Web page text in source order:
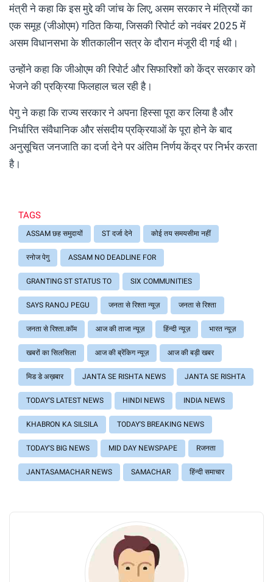
मंत्री ने कहा कि इस मुद्दे की जांच के लिए, असम सरकार ने मंत्रियों का
एक समूह (जीओएम) गठित किया, जिसकी रिपोर्ट को नवंबर 2025 में
असम विधानसभा के शीतकालीन सत्र के दौरान मंजूरी दी गई थी।
उन्होंने कहा कि जीओएम की रिपोर्ट और सिफारिशों को केंद्र सरकार को
भेजने की प्रक्रिया फिलहाल चल रही है।
पेगु ने कहा कि राज्य सरकार ने अपना हिस्सा पूरा कर लिया है और
निर्धारित संवैधानिक और संसदीय प्रक्रियाओं के पूरा होने के बाद
अनुसूचित जनजाति का दर्जा देने पर अंतिम निर्णय केंद्र पर निर्भर करता
है।
TAGS
ASSAM छह समुदायों ST दर्जा देने कोई तय समयसीमा नहीं
रनोज पेगु ASSAM NO DEADLINE FOR
GRANTING ST STATUS TO SIX COMMUNITIES
SAYS RANOJ PEGU जनता से रिश्ता न्यूज़ जनता से रिश्ता
जनता से रिश्ता.कॉम आज की ताजा न्यूज़ हिंन्दी न्यूज़ भारत न्यूज़
खबरों का सिलसिला आज की ब्रेंकिग न्यूज़ आज की बड़ी खबर
मिड डे अख़बार JANTA SE RISHTA NEWS JANTA SE RISHTA
TODAY'S LATEST NEWS HINDI NEWS INDIA NEWS
KHABRON KA SILSILA TODAY'S BREAKING NEWS
TODAY'S BIG NEWS MID DAY NEWSPAPE Rजनता
JANTASAMACHAR NEWS SAMACHAR हिंन्दी समाचार